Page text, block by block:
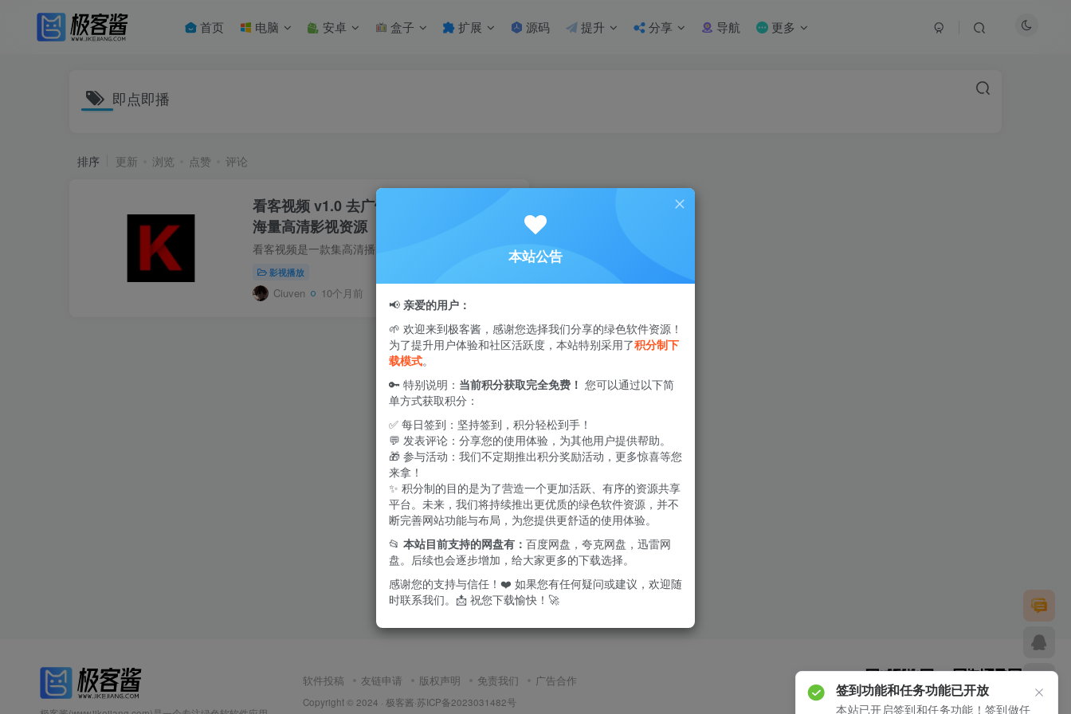
首页 电脑 安卓 盒子 扩展 源码 提升 分享 导航 更多
即点即播
排序 更新 浏览 点赞 评论
看客视频 v1.0 去广告版 | 即点即播畅享
海量高清影视资源
影视播放
Ciuven 10个月前
软件投稿 友链申请 版权声明 免责我们 广告合作
Copyright © 2024 · 极客酱·苏ICP备2023031482号
本站公告
📢 亲爱的用户：
🌱 欢迎来到极客酱，感谢您选择我们分享的绿色软件资源！
为了提升用户体验和社区活跃度，本站特别采用了积分制下
载模式。
🔑 特别说明： 当前积分获取完全免费！ 您可以通过以下简
单方式获取积分：
✅ 每日签到：坚持签到，积分轻松到手！
💬 发表评论：分享您的使用体验，为其他用户提供帮助。
🎁 参与活动：我们不定期推出积分奖励活动，更多惊喜等您
来拿！
✨ 积分制的目的是为了营造一个更加活跃、有序的资源共享
平台。未来，我们将持续推出更优质的绿色软件资源，并不
断完善网站功能与布局，为您提供更舒适的使用体验。
📂 本站目前支持的网盘有： 百度网盘，夸克网盘，迅雷网
盘。后续也会逐步增加，给大家更多的下载选择。
感谢您的支持与信任！❤️ 如果您有任何疑问或建议，欢迎随
时联系我们。📩 祝您下载愉快！🚀
签到功能和任务功能已开放
本站已开启签到和任务功能！签到做任